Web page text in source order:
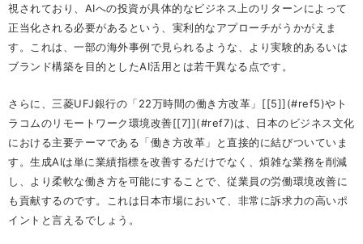
視されており、AIへの投資が具体的なビジネス上のリターンによって
正当化される必要があるという、実利的なアプローチがうかがえま
す。これは、一部の海外事例で見られるような、より実験的あるいは
ブランド構築を目的としたAI活用とは若干異なる点です。
さらに、三菱UFJ銀行の「22万時間の働き方改革」[[5]](#ref5)やト
ラコムのリモートワーク環境改善[[7]](#ref7)は、日本のビジネス文化
における主要テーマである「働き方改革」と直接的に結びついていま
す。生成AIは単に業績指標を改善するだけでなく、煩雑な業務を削減
し、より柔軟な働き方を可能にすることで、従業員の労働環境改善に
も貢献するのです。これは日本市場において、非常に訴求力の高いポ
イントと言えるでしょう。